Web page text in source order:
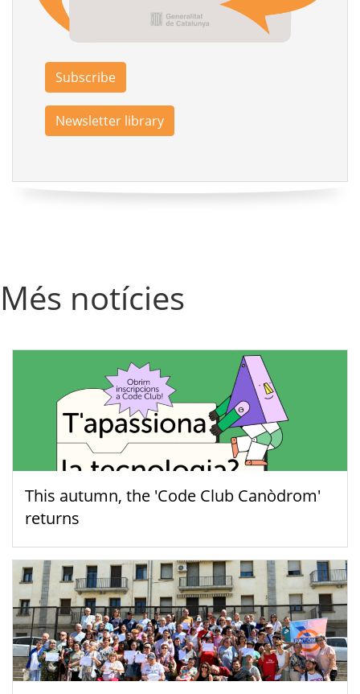
Subscribe
Newsletter library
Més notícies
This autumn, the 'Code Club Canòdrom'
returns